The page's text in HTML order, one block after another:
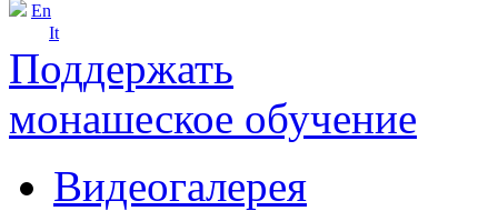
En
It
Поддержать
монашеское обучение
Видеогалерея